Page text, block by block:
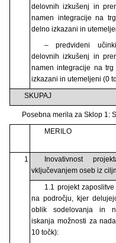
delovnih izkušenj in
namen integracije na
delno izkazani in
– predvideni
delovnih izkušenj in
namen integracije na
izkazani in utemeljeni (0
SKUPAJ
Posebna merila za Sklop 1:
MERILO
1
Inovativnost
vključevanjem oseb iz
1.1 projekt
na področju, kjer
oblik sodelovanja in
iskanja možnosti za
10 točk):